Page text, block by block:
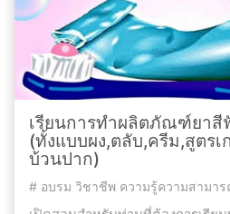
เรียนการทำผลิตภัณฑ์ยาสี
(ทั้งแบบผง,ตลับ,ครีม,สูตร
บ้วนปาก)
# อบรม วิชาชีพ ความรู้ความสามาร